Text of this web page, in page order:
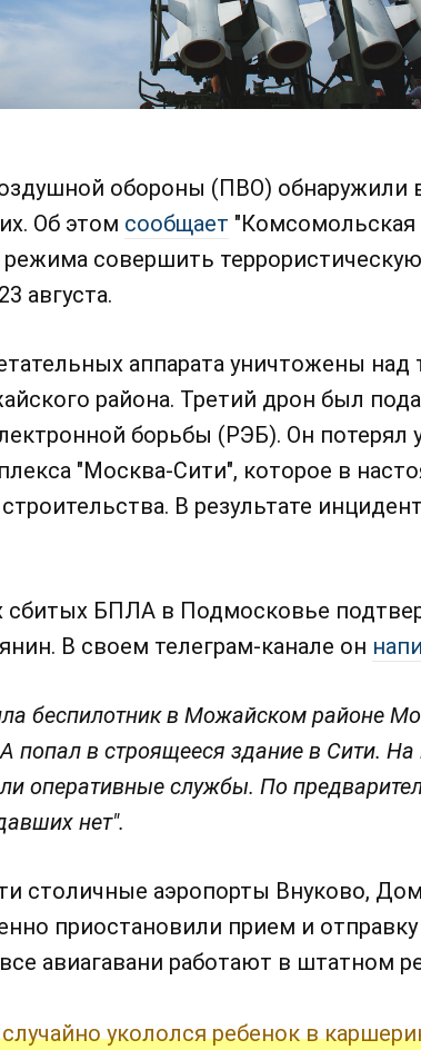
обороны (ПВО) обнаружили
Об этом сообщает "Комсомольская
совершить
августа.
аппарата уничтожены над
района. Третий дрон был
борьбы (РЭБ). Он потерял
"Москва-Сити", которое в
В результате
БПЛА в Подмосковье
В своем телеграм-канале он
беспилотник в Можайском районе
попал в строящееся здание в Сити. На
оперативные службы. По
нет".
столичные аэропорты Внуково,
приостановили прием и
авиагавани работают в штатном
укололся ребенок в